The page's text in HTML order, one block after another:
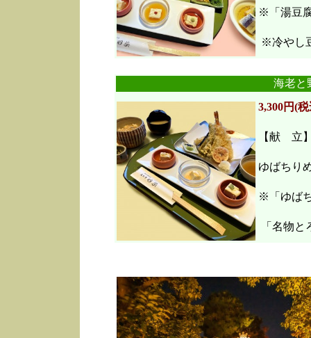
※「湯豆
※冷やし
海老
3,300円(
【献 立
ゆばちり
※「ゆば
「名物と